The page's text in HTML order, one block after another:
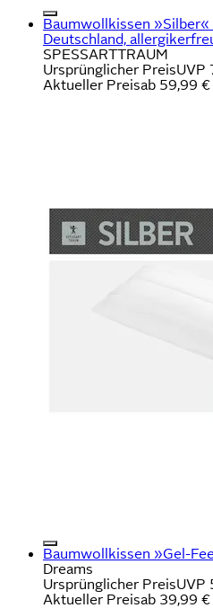
Baumwollkissen
Deutschland,
SPESSARTTRAUM
Ursprünglicher PreisUVP
Aktueller Preisab 59,99 €
Baumwollkissen »Gel-
Dreams
Ursprünglicher PreisUVP
Aktueller Preisab 39,99 €